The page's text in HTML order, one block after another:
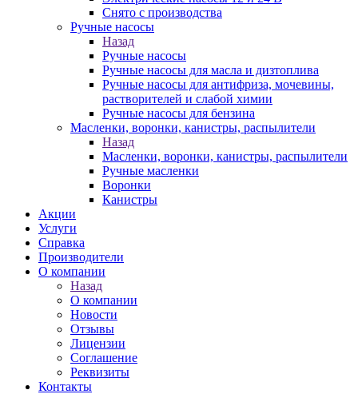
Снято с производства
Ручные насосы
Назад
Ручные насосы
Ручные насосы для масла и дизтоплива
Ручные насосы для антифриза, мочевины,
растворителей и слабой химии
Ручные насосы для бензина
Масленки, воронки, канистры, распылители
Назад
Масленки, воронки, канистры, распылители
Ручные масленки
Воронки
Канистры
Акции
Услуги
Справка
Производители
О компании
Назад
О компании
Новости
Отзывы
Лицензии
Соглашение
Реквизиты
Контакты